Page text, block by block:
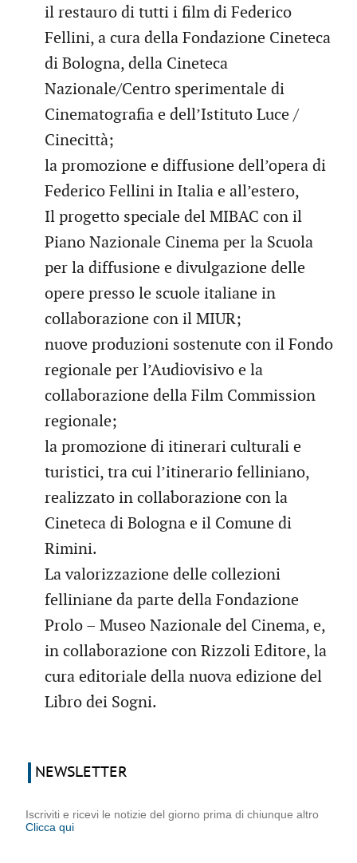
il restauro di tutti i film di Federico
Fellini, a cura della Fondazione Cineteca
di Bologna, della Cineteca
Nazionale/Centro sperimentale di
Cinematografia e dell’Istituto Luce /
Cinecittà;
la promozione e diffusione dell’opera di
Federico Fellini in Italia e all’estero,
Il progetto speciale del MIBAC con il
Piano Nazionale Cinema per la Scuola
per la diffusione e divulgazione delle
opere presso le scuole italiane in
collaborazione con il MIUR;
nuove produzioni sostenute con il Fondo
regionale per l’Audiovisivo e la
collaborazione della Film Commission
regionale;
la promozione di itinerari culturali e
turistici, tra cui l’itinerario felliniano,
realizzato in collaborazione con la
Cineteca di Bologna e il Comune di
Rimini.
La valorizzazione delle collezioni
felliniane da parte della Fondazione
Prolo – Museo Nazionale del Cinema, e,
in collaborazione con Rizzoli Editore, la
cura editoriale della nuova edizione del
Libro dei Sogni.
NEWSLETTER
Iscriviti e ricevi le notizie del giorno prima di chiunque altro
Clicca qui